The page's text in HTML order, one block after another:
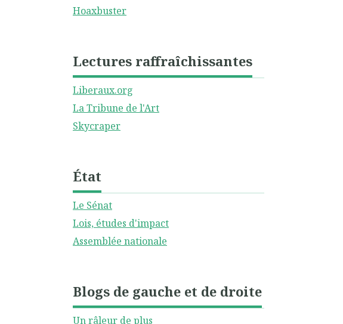
Hoaxbuster
Lectures raffraîchissantes
Liberaux.org
La Tribune de l'Art
Skycraper
État
Le Sénat
Lois, études d'impact
Assemblée nationale
Blogs de gauche et de droite
Un râleur de plus